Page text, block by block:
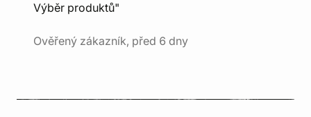
Výběr produktů"
Ověřený zákazník, před 6 dny